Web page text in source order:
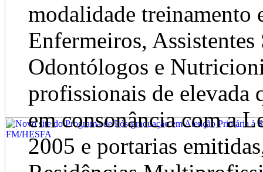
modalidade treinamento
Enfermeiros,
Odontólogos e
profissionais de elevada
em consonância com a
2005 e portarias